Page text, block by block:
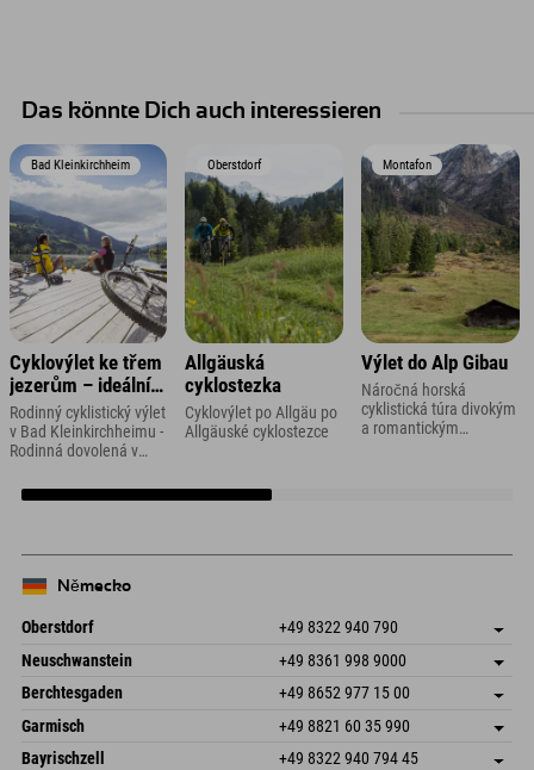
Das könnte Dich auch interessieren
Bad Kleinkirchheim
Cyklovýlet ke třem
jezerům – ideální
pro rodiny s dětmi
Rodinný cyklistický výlet
v Bad Kleinkirchheimu -
Rodinná dovolená v
Oberstdorf
Allgäuská
cyklostezka
Cyklovýlet po Allgäu po
Allgäuské cyklostezce
Montafon
Výlet do Alp Gibau
Náročná horská
cyklistická túra divokým
a romantickým
Německo
Oberstdorf +49 8322 940 790
An der Breitach 3
87538 Fischen I. Allgäu
Německo
Uložit adresu
Informace o příjezdu
Objednat
Neuschwanstein +49 8361 998 9000
An der Riese 45
87484 Nesselwang im Allgäu
Německo
Uložit adresu
Objednat
Berchtesgaden +49 8652 977 15 00
Hofreitstr. 7
83471 Schönau am Königssee
Německo
Uložit adresu
Informace o příjezdu
Objednat
Garmisch +49 8821 60 35 990
Frickenstraße 22
Uložit adresu
Bayrischzell +49 8322 940 794 45